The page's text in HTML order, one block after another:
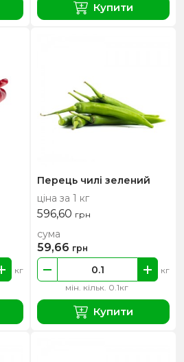
Купити
кг
Перець чилі зелений
ціна за 1 кг
596,60 грн
мін. кільк. 0.1кг
кг
сума
59,66 грн
Купити